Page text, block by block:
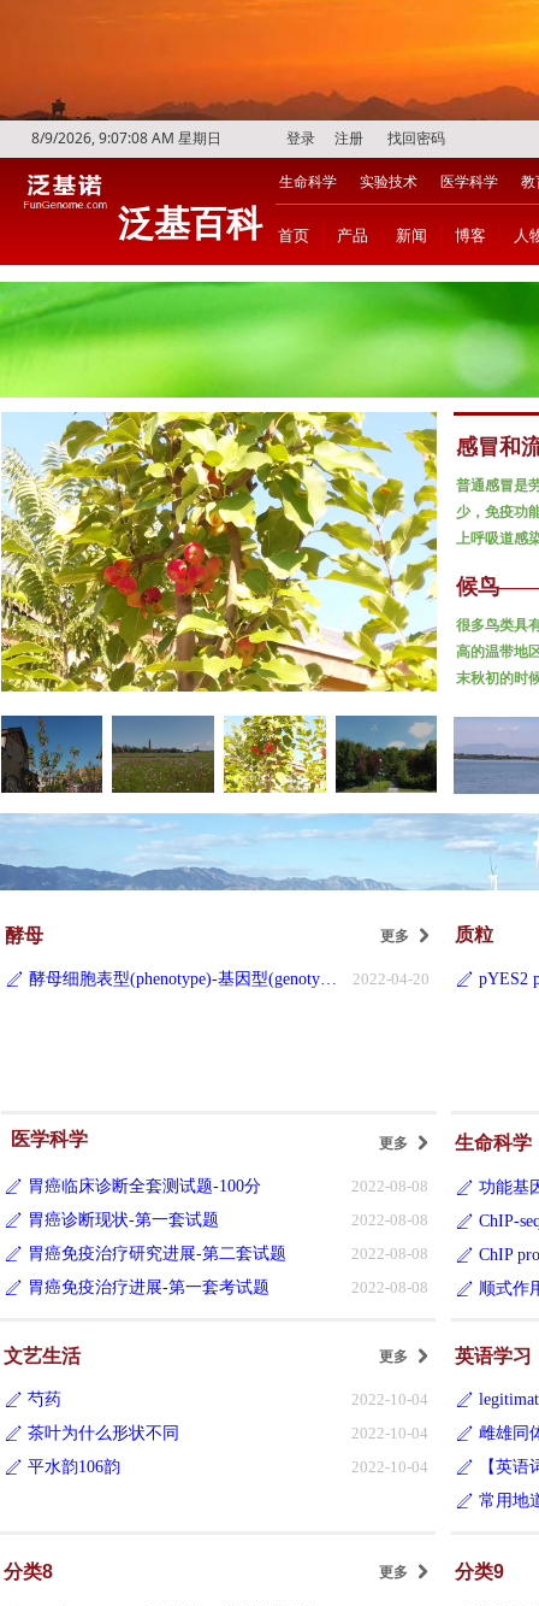
找回密码
登录 注册
8/9/2026, 9:07:09 AM 星期日
生命科学 实验技术 医学科学 教
首页 产品 新闻 博客 人
泛基百科
感冒和
普通感冒是
少，免疫功
上呼吸道感
类传染病。
候鸟——
很多鸟类具
高的温带地
末秋初的时
称之为候
型
2022-04-20
ꄅ 酵母细胞表型(phenotype)-基因型(genotype)
酵母 更多 낑 质粒
ꄅ pYES2
更多 낑
医学科学
2022-08-08
ꄅ 胃癌临床诊断全套测试题-100分
2022-08-08
ꄅ 胃癌诊断现状-第一套试题
2022-08-08
ꄅ 胃癌免疫治疗研究进展-第二套试题
2022-08-08
ꄅ 胃癌免疫治疗进展-第一套考试题
分类8 更多 낑
生命科学
ꄅ 功能基
ꄅ ChIP-
ꄅ ChIP
ꄅ 顺式作
2022-10-04
ꄅ 芍药
2022-10-04
ꄅ 茶叶为什么形状不同
2022-10-04
ꄅ 平水韵106韵
更多 낑
文艺生活
分类9
ꄅ
ꄅ 雌雄同
ꄅ
ꄅ 常用地
英语学习